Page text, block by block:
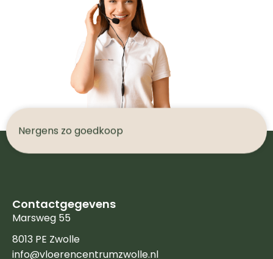
Nergens zo goedkoop
Contactgegevens
Marsweg 55
8013 PE Zwolle
info@vloerencentrumzwolle.nl